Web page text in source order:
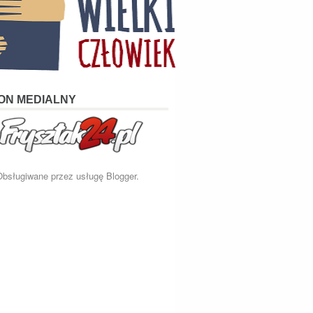
MEDIALNY
przez usługę Blogger.